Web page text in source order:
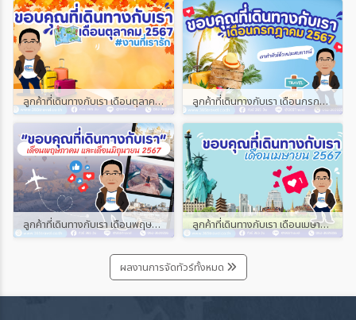
ลูกค้าที่เดินทางกับเรา เดือนตุลาคม 2567 ลูกค้าที่เดินทางกับเรา เดือนกรกฎาคม 2567
ลูกค้าที่เดินทางกับเรา เดือนพฤษภาคม และมิถุนายน 2567 ลูกค้าที่เดินทางกับเรา เดือนเมษายน 2567
ผลงานการจัดทัวร์ทั้งหมด